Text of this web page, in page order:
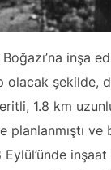
inşa
olacak şekilde,
1.8 km
planlanmıştı ve
inşaat